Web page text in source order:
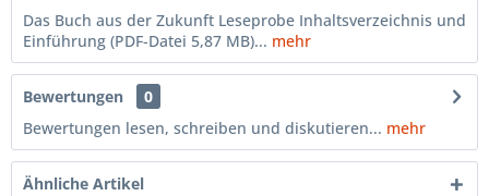
Das Buch aus der Zukunft Leseprobe Inhaltsverzeichnis und
Einführung (PDF-Datei 5,87 MB)... mehr
Bewertungen
0
Bewertungen lesen, schreiben und diskutieren... mehr
Ähnliche Artikel